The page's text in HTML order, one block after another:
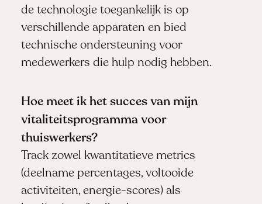
de technologie toegankelijk is op
verschillende apparaten en bied
technische ondersteuning voor
medewerkers die hulp nodig hebben.
Hoe meet ik het succes van mijn
vitaliteitsprogramma voor
thuiswerkers?
Track zowel kwantitatieve metrics
(deelname percentages, voltooide
activiteiten, energie-scores) als